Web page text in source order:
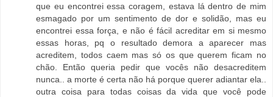
que eu encontrei essa coragem, estava lá dentro de mim
esmagado por um sentimento de dor e solidão, mas eu
encontrei essa força, e não é fácil acreditar em si mesmo
essas horas, pq o resultado demora a aparecer mas
acreditem, todos caem mas só os que querem ficam no
chão. Então queria pedir que vocês não desacreditem
nunca.. a morte é certa não há porque querer adiantar ela..
outra coisa para todas coisas da vida que você pode